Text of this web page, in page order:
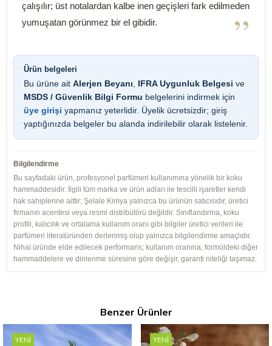
çalışılır; üst notalardan kalbe inen geçişleri fark edilmeden
yumuşatan görünmez bir el gibidir.
”
Ürün belgeleri
Bu ürüne ait Alerjen Beyanı IFRA Uygunluk Belgesi ve
MSDS / Güvenlik Bilgi Formu belgelerini indirmek için
üye girişi yapmanız yeterlidir. Üyelik ücretsizdir; giriş
yaptığınızda belgeler bu alanda indirilebilir olarak listelenir.
Bilgilendirme
Bu sayfadaki ürün, profesyonel parfümeri kullanımına yönelik bir koku
hammaddesidir. İlgili tüm marka ve ürün adları ile tescilli işaretler kendi
hak sahiplerine aittir; Şelale Kimya yalnızca bu ürünün satıcısıdır, üretici
firmanın acentesi veya resmi distribütörü değildir. Sınıflandırma, koku
profili, kalıcılık ve ortalama kullanım oranı gibi bilgiler üretici verileri ile
parfümeri literatüründen derlenmiş olup yalnızca bilgilendirme amaçlıdır.
Nihai üründe elde edilecek performans; kullanım oranına, formüldeki diğer
hammaddelere ve dinlenme süresine göre değişir, garanti niteliği taşımaz.
Benzer Ürünler
YENI YENI